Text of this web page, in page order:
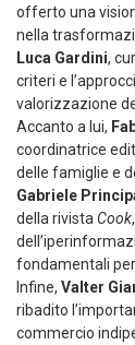
offerto una
nella
Luca Gardini,
criteri e
valorizzazione
Accanto a lui,
coordinatrice
delle famiglie e
Gabriele
della rivista Cook
fondamentali
Infine, Valter
ribadito
commercio